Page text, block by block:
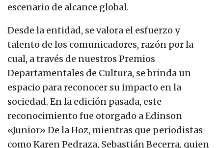
escenario de alcance global.
Desde la entidad, se valora el esfuerzo y
talento de los comunicadores, razón por la
cual, a través de nuestros Premios
Departamentales de Cultura, se brinda un
espacio para reconocer su impacto en la
sociedad. En la edición pasada, este
reconocimiento fue otorgado a Edinson
«Junior» De la Hoz, mientras que periodistas
como Karen Pedraza, Sebastián Becerra, quien